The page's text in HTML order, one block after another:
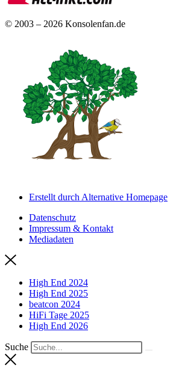
© 2003 – 2026 Konsolenfan.de
Erstellt durch Alternative Homepage
Datenschutz
Impressum & Kontakt
Mediadaten
High End 2024
High End 2025
beatcon 2024
HiFi Tage 2025
High End 2026
Suche